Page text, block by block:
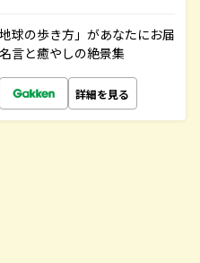
球の歩き方」があなたにお届
言と癒やしの絶景集
詳細を見る